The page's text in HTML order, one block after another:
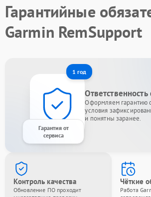
Гарантийные
Garmin RemSupport
1 год
Гарантия от
сервиса
Ответственность
Оформляем гарантию
условия
и понятны заранее.
Контроль качества
Обновление ПО проходит
Чёткие
Работа